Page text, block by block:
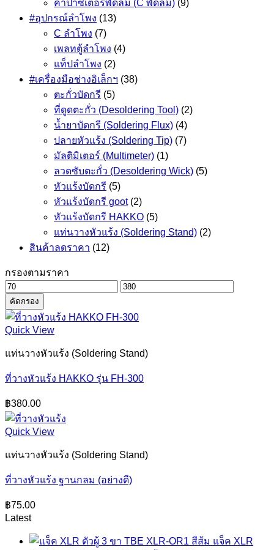
คาปาซิเตอร์พัดลม (C พัดลม) (9)
#อุปกรณ์ลำโพง (13)
C ลำโพง (7)
เพลทตู้ลำโพง (4)
แท็ปลำโพง (2)
#เครื่องมือช่างอิเล็กฯ (38)
ตะกั่วบัดกรี (5)
ที่ดูดตะกั่ว (Desoldering Tool) (2)
น้ำยาบัดกรี (Soldering Flux) (4)
ปลายหัวแร้ง (Soldering Tip) (7)
มัลติมิเตอร์ (Multimeter) (1)
ลวดซับตะกั่ว (Desoldering Wick) (5)
หัวแร้งบัดกรี (5)
หัวแร้งบัดกรี goot (2)
หัวแร้งบัดกรี HAKKO (5)
แท่นวางหัวแร้ง (Soldering Stand) (2)
สินค้าลดราคา (12)
กรองตามราคา
ราคา
ต่ำ
สุด
ราคา
คัดกรอง
Quick View
แท่นวางหัวแร้ง (Soldering Stand)
ที่วางหัวแร้ง HAKKO รุ่น FH-300
฿380.00
Quick View
แท่นวางหัวแร้ง (Soldering Stand)
ที่วางหัวแร้ง ฐานกลม (อย่างดี)
฿75.00
Latest
แจ็ค XLR